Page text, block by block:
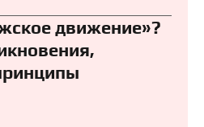
движение»?